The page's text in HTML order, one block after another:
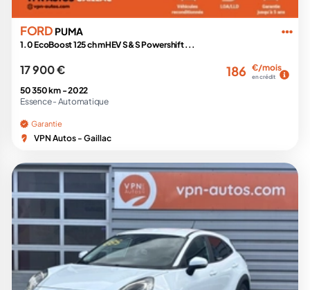
FORD PUMA
1.0 EcoBoost 125 ch mHEV S&S Powershift ...
17 900 € 186 €/mois
en crédit
50 350 km -2022
Essence - Automatique
Garantie
VPN Autos - Gaillac